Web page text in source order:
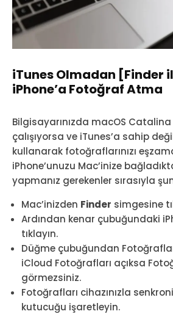
iTunes Olmadan [Finder
iPhone’a Fotoğraf Atma
Bilgisayarınızda macOS
çalışıyorsa ve iTunes’a sahip
kullanarak fotoğraflarınızı
iPhone’unuzu Mac’inize
yapmanız gerekenler sırasıyla
Mac’inizden Finder simgesine
Ardından kenar çubuğundaki
tıklayın.
Düğme çubuğundan
iCloud Fotoğrafları açıksa
görmezsiniz.
Fotoğrafları cihazınızla
kutucuğu işaretleyin.